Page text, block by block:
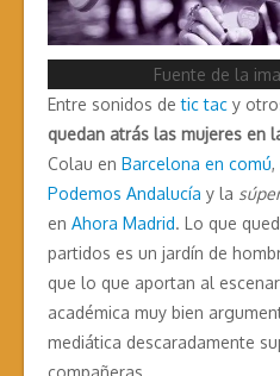
Fuente de la
Entre sonidos detic tac y
quedan atrás las mujeres en
Colau en Barcelona en comú,
Podemos Andalucía y la
en Ahora Madrid. Lo que
partidos es un jardín de
que lo que aportan al
académica muy bien
mediática descaradamente
compañeras.